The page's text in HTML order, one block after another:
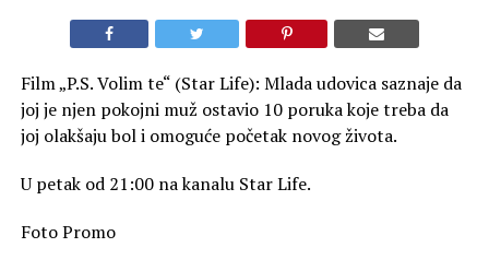
Film „P.S. Volim te“ (Star Life): Mlada udovica saznaje da
joj je njen pokojni muž ostavio 10 poruka koje treba da
joj olakšaju bol i omoguće početak novog života.
U petak od 21:00 na kanalu Star Life.
Foto Promo